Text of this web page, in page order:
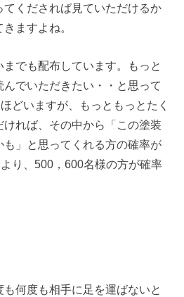
くだされば見ていただけるか
ますよね。
でも配布しています。もっと
でいただきたい・・と思って
どいますが、もっともっとたく
れば、その中から「この塗装
」と思ってくれる方の確率が
り、500，600名様の方が確率
も何度も相手に足を運ばないと